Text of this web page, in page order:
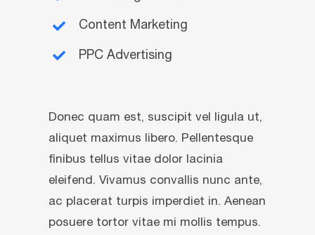
Content Marketing
PPC Advertising
Donec quam est, suscipit vel ligula ut,
aliquet maximus libero. Pellentesque
finibus tellus vitae dolor lacinia
eleifend. Vivamus convallis nunc ante,
ac placerat turpis imperdiet in. Aenean
posuere tortor vitae mi mollis tempus.